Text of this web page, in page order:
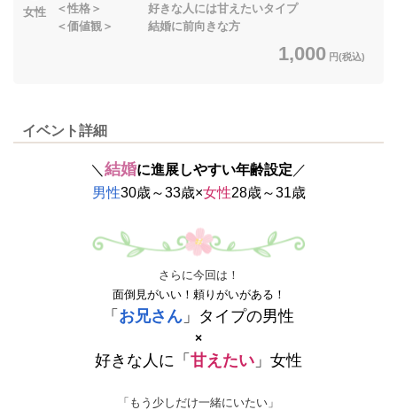
女性
＜性格＞ 好きな人には甘えたいタイプ
＜価値観＞ 結婚に前向きな方
1,000 円(税込)
イベント詳細
＼ 結婚に進展しやすい年齢設定 ／
男性30歳～33歳×女性28歳～31歳
さらに今回は！
面倒見がいい！頼りがいがある！
「 お兄さん 」タイプの男性
×
好きな人に「 甘えたい 」女性
「もう少しだけ一緒にいたい」